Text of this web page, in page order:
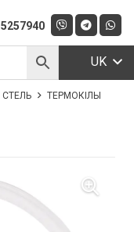
UK
ТЕРМОКІЛЬЦЕ D-65